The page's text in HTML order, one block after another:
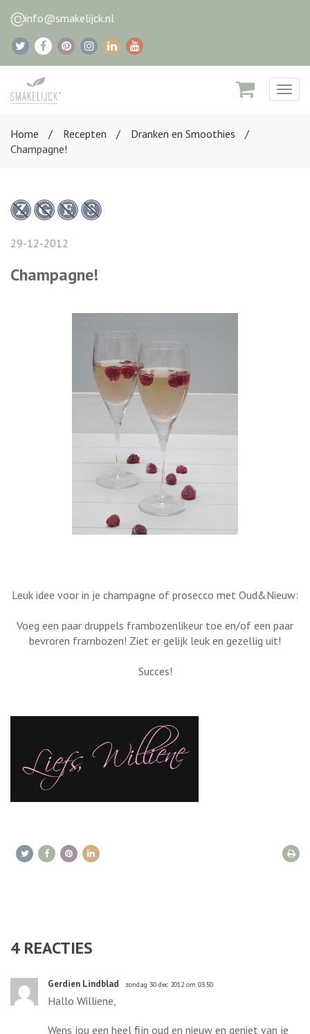
info@smakelijck.nl
Home
Recepten
Dranken en Smoothies
Champagne!
29-12-2012
Champagne!
Leuk idee voor in je champagne of prosecco met Oud&Nieuw:
Voeg een paar druppels frambozenlikeur toe en/of een paar
bevroren frambozen! Ziet er gelijk leuk en gezellig uit!
Succes!
4 REACTIES
Gerdien Lindblad zondag 30 dec 2012 om 03:50
Hallo Williene,
Wens jou een heel fijn oud en nieuw en geniet van je